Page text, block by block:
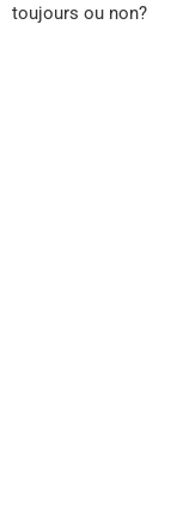
toujours ou non?